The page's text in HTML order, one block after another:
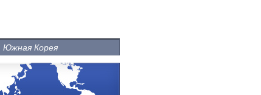
Южная Корея